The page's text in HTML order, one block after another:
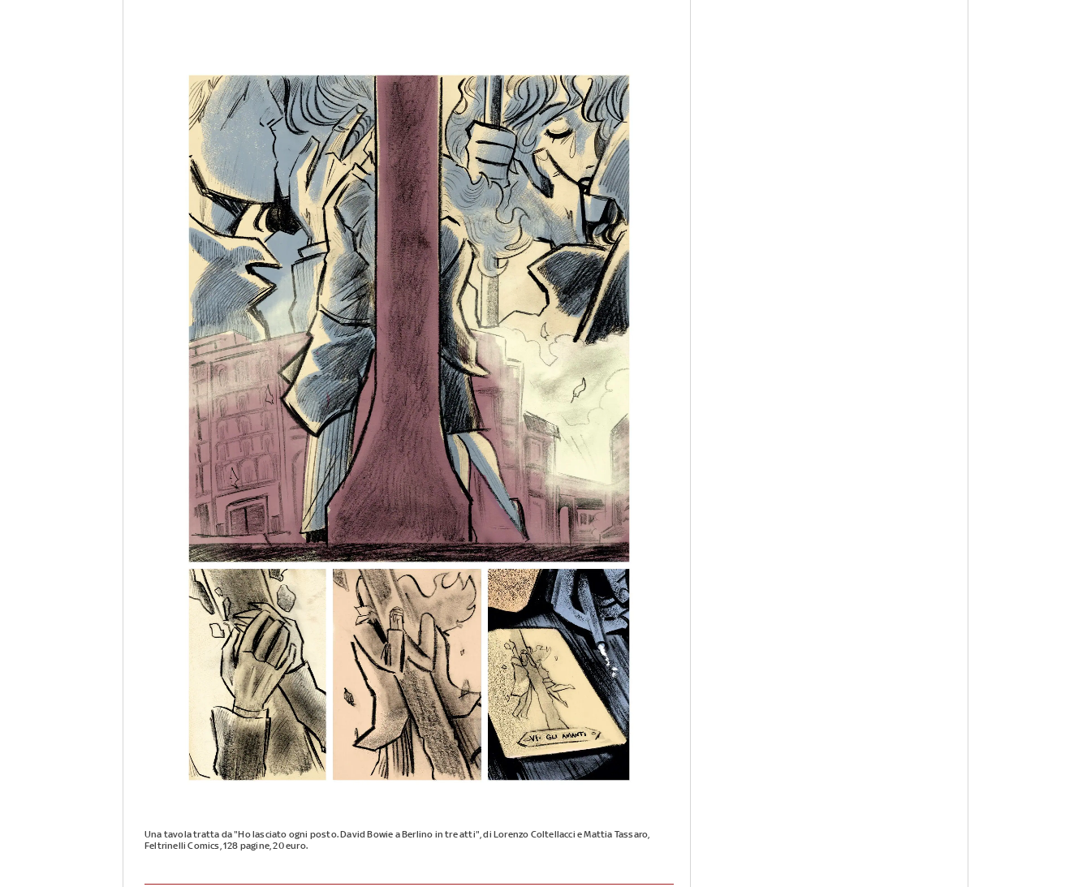
Una tavola tratta da "Ho lasciato ogni posto. David Bowie a Berlino in tre atti", di Lorenzo Coltellacci e Mattia Tassaro,
Feltrinelli Comics, 128 pagine, 20 euro.